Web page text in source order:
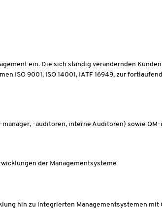
ein. Die sich ständig verändernden
ISO 9001, ISO 14001, IATF 16949, zur
-auditoren, interne Auditoren) sowie
der Managementsysteme
hin zu integrierten Managementsystemen